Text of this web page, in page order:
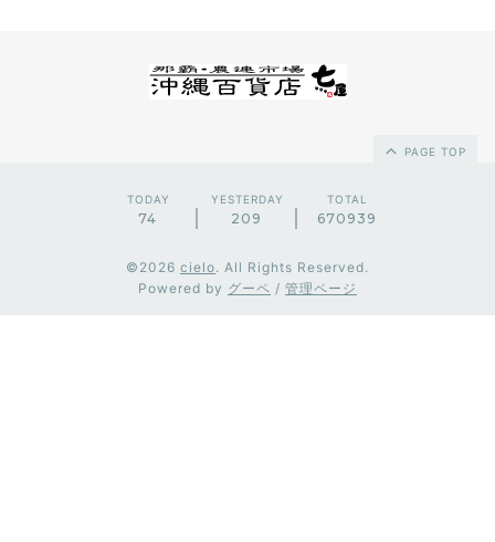
PAGE TOP
TODAY
74
YESTERDAY
209
TOTAL
670939
©2026 cielo. All Rights Reserved.
Powered by グーペ / 管理ページ